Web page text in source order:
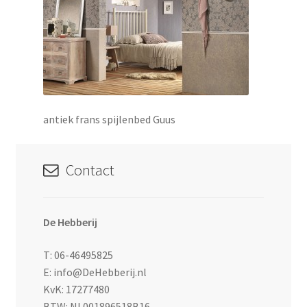
antiek frans spijlenbed Guus
Contact
De Hebberij
T: 06-46495825
E: info@DeHebberij.nl
KvK: 17277480